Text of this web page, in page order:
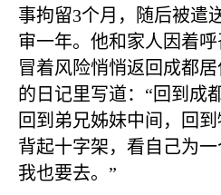
事拘留3个月，随后被遣
审一年。他和家人因着
冒着风险悄悄返回成都
的日记里写道： “ 回到成
回到弟兄姊妹中间，回
背起十字架，看自己为一
我也要去。 ”